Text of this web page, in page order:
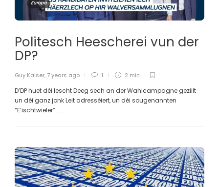
Europa
Politesch Heescherei vun der
DP?
Guy Kaiser, 7 years ago 1 2 min
D’DP huet déi lescht Deeg sech an der Wahlcampagne geziilt
un déi ganz jonk Leit adresséiert, un déi sougenannten
“E’ischtwieler”....